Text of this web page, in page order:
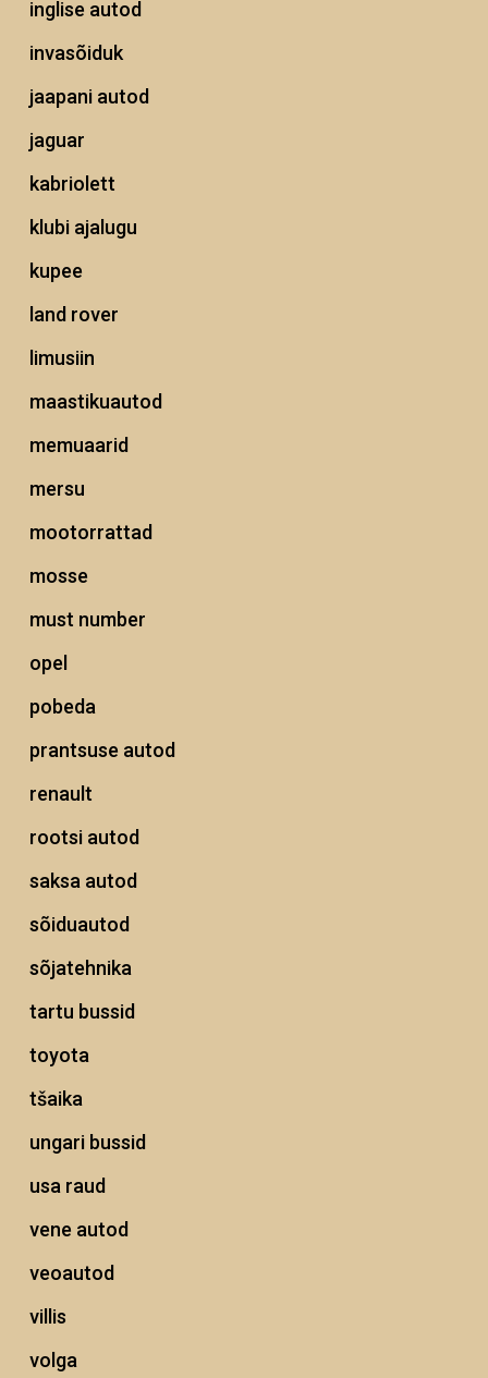
inglise autod
invasõiduk
jaapani autod
jaguar
kabriolett
klubi ajalugu
kupee
land rover
limusiin
maastikuautod
memuaarid
mersu
mootorrattad
mosse
must number
opel
pobeda
prantsuse autod
renault
rootsi autod
saksa autod
sõiduautod
sõjatehnika
tartu bussid
toyota
tšaika
ungari bussid
usa raud
vene autod
veoautod
villis
volga